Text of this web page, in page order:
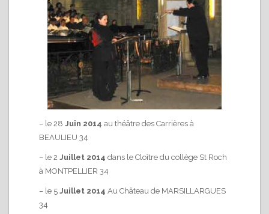
– le 28 Juin 2014 au théâtre des Carrières à
BEAULIEU 34
– le 2 Juillet 2014 dans le Cloître du collège St Roch
à MONTPELLIER 34
– le 5 Juillet 2014 Au Château de MARSILLARGUES
34